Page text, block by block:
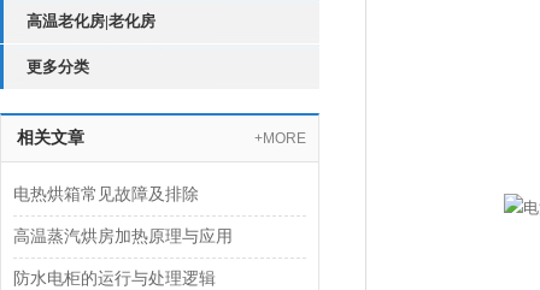
高温老化房|老化房
更多分类
相关文章 +MORE
电热烘箱常见故障及排除
高温蒸汽烘房加热原理与应用
防水电柜的运行与处理逻辑